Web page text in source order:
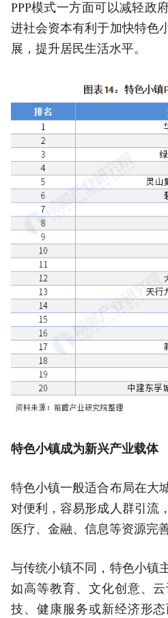
PPP模式一方面可以减轻政
进社会资本有利于加快特色
展，提升居民生活水平。
特色小镇成为新兴产业载体
特色小镇一般适合布局在大
对便利，容易形成人群引流
医疗、金融、信息等资源完
与传统小镇不同，特色小镇
如高等教育、文化创意、
技、健康服务或新经济形